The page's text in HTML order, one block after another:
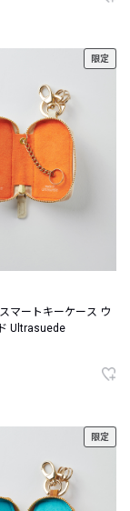
限定
マートキーケース ウ
Ultrasuede
限定